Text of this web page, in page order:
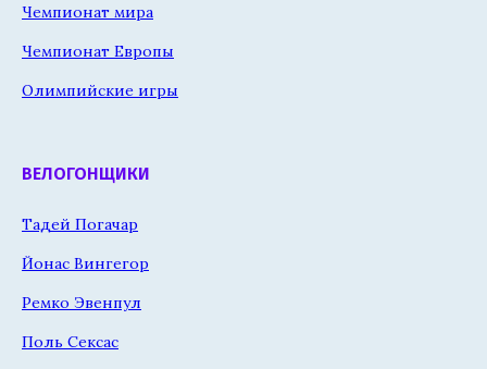
Чемпионат мира
Чемпионат Европы
Олимпийские игры
ВЕЛОГОНЩИКИ
Тадей Погачар
Йонас Вингегор
Ремко Эвенпул
Поль Сексас